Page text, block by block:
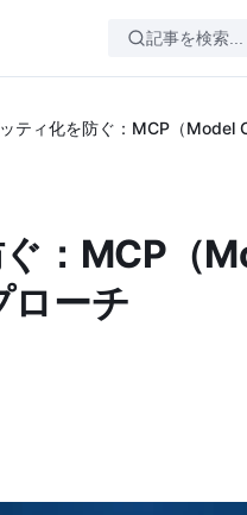
ティ化を防ぐ：MCP（
：MCP（
ローチ